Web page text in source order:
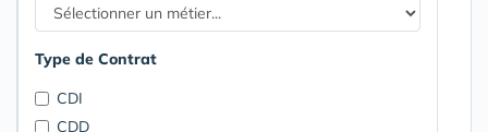
Type de Contrat
CDI
CDD